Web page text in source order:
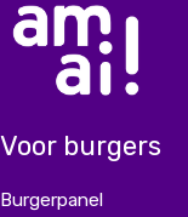
Voor burgers
Burgerpanel